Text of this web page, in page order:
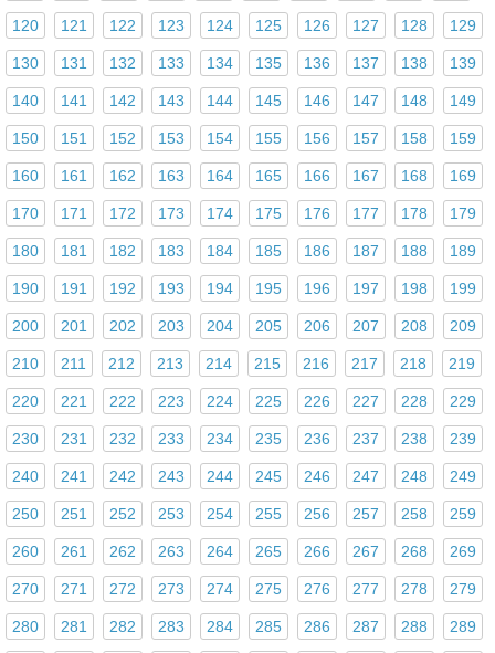
120 121 122 123 124 125 126 127 128 129
130 131 132 133 134 135 136 137 138 139
140 141 142 143 144 145 146 147 148 149
150 151 152 153 154 155 156 157 158 159
160 161 162 163 164 165 166 167 168 169
170 171 172 173 174 175 176 177 178 179
180 181 182 183 184 185 186 187 188 189
190 191 192 193 194 195 196 197 198 199
200 201 202 203 204 205 206 207 208 209
210 211 212 213 214 215 216 217 218 219
220 221 222 223 224 225 226 227 228 229
230 231 232 233 234 235 236 237 238 239
240 241 242 243 244 245 246 247 248 249
250 251 252 253 254 255 256 257 258 259
260 261 262 263 264 265 266 267 268 269
270 271 272 273 274 275 276 277 278 279
280 281 282 283 284 285 286 287 288 289